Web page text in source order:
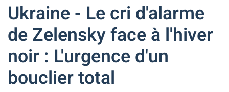
Ukraine - Le cri d'alarme
de Zelensky face à l'hiver
noir : L'urgence d'un
bouclier total